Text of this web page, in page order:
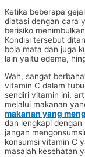
Ketika beberapa
diatasi dengan cara
berisiko
Kondisi tersebut
bola mata dan juga
lain yaitu edema,
Wah, sangat
vitamin C dalam
sendiri vitamin ini,
melalui makanan
makanan yang
dan lengkapi
jangan
konsumsi vitamin C
masalah kesehatan